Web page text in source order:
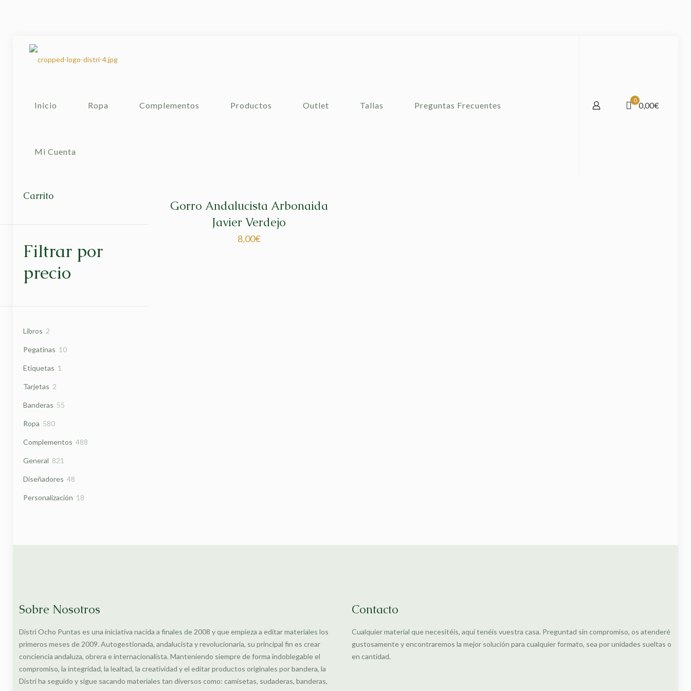
Inicio Ropa Complementos Productos Outlet Tallas Preguntas Frecuentes
Mi Cuenta
0
0,00€
Gorro Andalucista Arbonaida
Javier Verdejo
8,00€
Carrito
Filtrar por
precio
Libros 2
Pegatinas 1010
Etiquetas 1
Tarjetas 2
Banderas 55
Ropa 580580
Complementos 488
General 821
Diseñadores 48
Personalización 18
Sobre Nosotros
Distri Ocho Puntas es una iniciativa nacida a finales de 2008 y que empieza a editar materiales los
primeros meses de 2009. Autogestionada, andalucista y revolucionaria, su principal fin es crear
conciencia andaluza, obrera e internacionalista. Manteniendo siempre de forma indoblegable el
compromiso, la integridad, la lealtad, la creatividad y el editar productos originales por bandera, la
Distri ha seguido y sigue sacando materiales tan diversos como: camisetas, sudaderas, banderas,
Contacto
Cualquier material que necesitéis, aquí tenéis vuestra casa. Preguntad sin compromiso, os atenderé
gustosamente y encontraremos la mejor solución para cualquier formato, sea por unidades sueltas o
en cantidad.